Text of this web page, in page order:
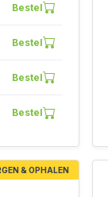
Bestel
Bestel
Bestel
Bestel
& OPHALEN